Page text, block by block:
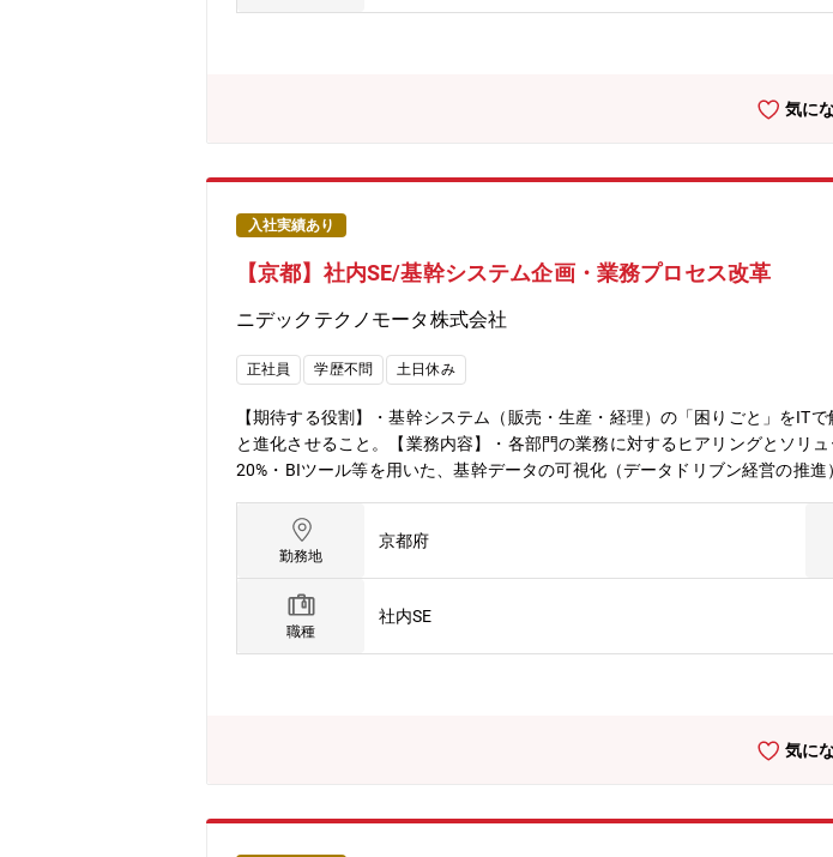
気に
入社実績あり
【京都】社内SE/基幹システム企画・業務プロセス改革
ニデックテクノモータ株式会社
正社員 学歴不問 土日休み
【期待する役割】・基幹システム（販売・生産・経理）の「困りごと」をIT
と進化させること。【業務内容】・各部門の業務に対するヒアリングとソリ
20%・BIツール等を用いた、基幹データの可視化（データドリブン経営の推
在籍。第2グループ（九州）: ERP運用保守、情報セキュリティを担当。管理
雇用65歳までとなりますが、役職定年はありません。年齢だけの理由による
だけます。【同社について】世界No.1の総合モーターメーカーニデックのグ
なポジションを占めており、海外への積極的な展開を続けています。家電用
おいては、世界トップシェアを獲得しています。高い技術力と品質を備えた
ます。
勤務地
京都府
職種
社内SE
気に